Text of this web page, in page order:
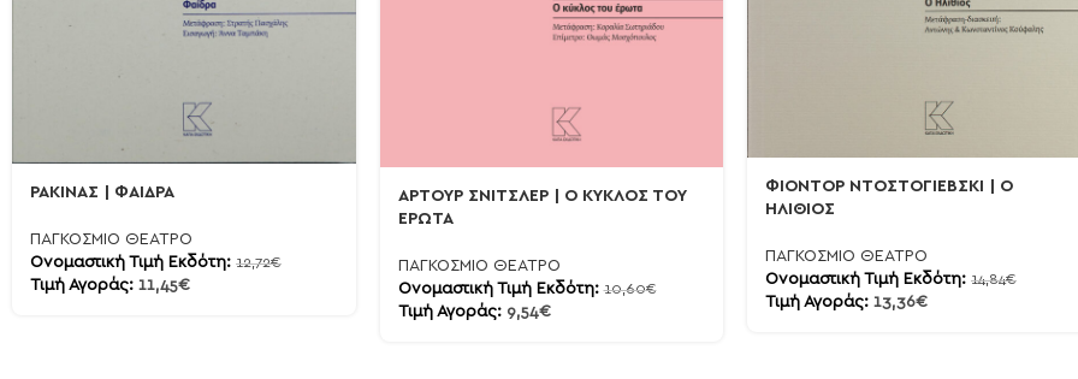
ΡΑΚΙΝΑΣ | ΦΑΙΔΡΑ
ΠΑΓΚΟΣΜΙΟ ΘΕΑΤΡΟ
Ονομαστική Τιμή Εκδότη: 12,72€
Τιμή Αγοράς: 11,45€
ΑΡΤΟΥΡ ΣΝΙΤΣΛΕΡ | Ο ΚΥΚΛΟΣ ΤΟΥ
ΕΡΩΤΑ
ΠΑΓΚΟΣΜΙΟ ΘΕΑΤΡΟ
Ονομαστική Τιμή Εκδότη:10,60€
Τιμή Αγοράς: 9,54€
ΦΙΟΝΤΟΡ ΝΤΟΣΤΟΓΙΕΒΣΚΙ | Ο
ΗΛΙΘΙΟΣ
ΠΑΓΚΟΣΜΙΟ ΘΕΑΤΡΟ
Ονομαστική Τιμή Εκδότη: 14,84€
Τιμή Αγοράς: 13,36€